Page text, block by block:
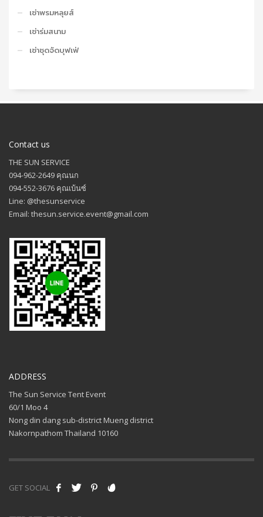
เช่าพรมหลุยส์
เช่าร่มสนาม
เช่าชุดจัดบุฟเฟ่
Contact us
THE SUN SERVICE
094-962-2649 คุณนก
094-552-3676 คุณเบ้นซ์
Line: @thesunservice
Email: thesun.service.event@gmail.com
ADDRESS
The Sun Service Tent Event
60/1 Moo 4
Nong din dang sub-district Mueng district
Nakornpathom Thailand 10160
GET SOCIAL